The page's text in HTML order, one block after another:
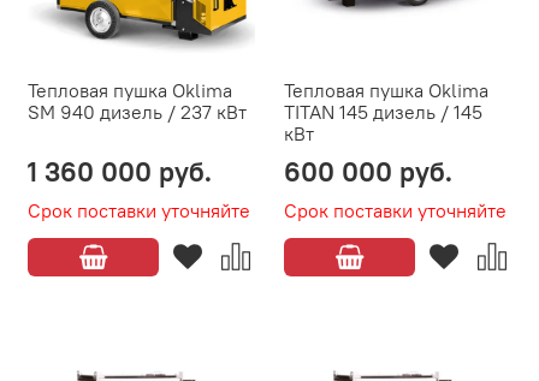
Тепловая пушка Oklima
SМ 940 дизель / 237 кВт
Срок поставки уточняйте
1 360 000 руб.
Тепловая пушка Oklima
TITAN 145 дизель / 145
кВт
Срок поставки уточняйте
600 000 руб.